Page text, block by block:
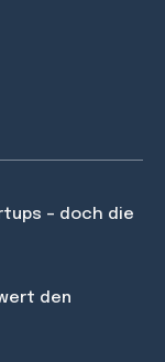
– doch die
den